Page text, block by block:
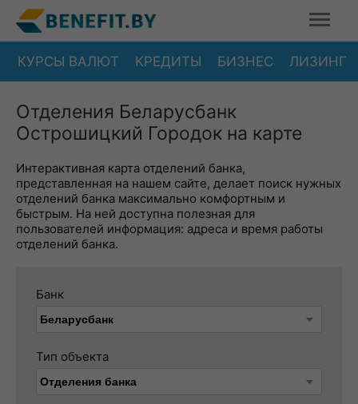
КУРСЫ ВАЛЮТ КРЕДИТЫ БИЗНЕС ЛИЗИНГ
Отделения Беларусбанк
Острошицкий Городок на карте
Интерактивная карта отделений банка,
представленная на нашем сайте, делает поиск нужных
отделений банка максимально комфортным и
быстрым. На ней доступна полезная для
пользователей информация: адреса и время работы
отделений банка.
Банк
Тип объекта